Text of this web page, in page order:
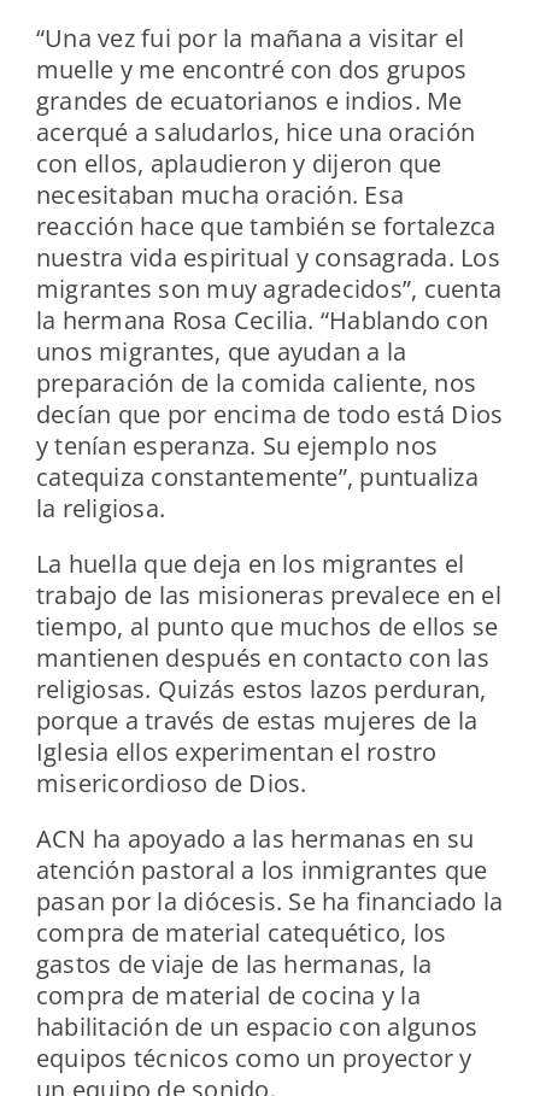
“Una vez fui por la mañana a visitar el
muelle y me encontré con dos grupos
grandes de ecuatorianos e indios. Me
acerqué a saludarlos, hice una oración
con ellos, aplaudieron y dijeron que
necesitaban mucha oración. Esa
reacción hace que también se fortalezca
nuestra vida espiritual y consagrada. Los
migrantes son muy agradecidos”, cuenta
la hermana Rosa Cecilia. “Hablando con
unos migrantes, que ayudan a la
preparación de la comida caliente, nos
decían que por encima de todo está Dios
y tenían esperanza. Su ejemplo nos
catequiza constantemente”, puntualiza
la religiosa.
La huella que deja en los migrantes el
trabajo de las misioneras prevalece en el
tiempo, al punto que muchos de ellos se
mantienen después en contacto con las
religiosas. Quizás estos lazos perduran,
porque a través de estas mujeres de la
Iglesia ellos experimentan el rostro
misericordioso de Dios.
ACN ha apoyado a las hermanas en su
atención pastoral a los inmigrantes que
pasan por la diócesis. Se ha financiado la
compra de material catequético, los
gastos de viaje de las hermanas, la
compra de material de cocina y la
habilitación de un espacio con algunos
equipos técnicos como un proyector y
un equipo de sonido.